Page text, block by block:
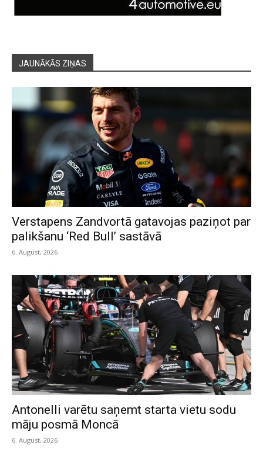
JAUNĀKĀS ZIŅAS
Verstapens Zandvortā gatavojas paziņot par
palikšanu ‘Red Bull’ sastāvā
6. August, 2026
Antonelli varētu saņemt starta vietu sodu
māju posmā Moncā
6. August, 2026